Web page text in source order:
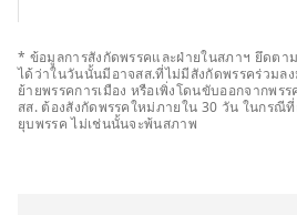
* ข้อมูลการสังกัดพรรคและฝ่ายในสภาฯ ยึดต
ได้ว่าในวันนั้นมีอาจสส.ที่ไม่มีสังกัดพรรคร่วมลง
ย้ายพรรคการเมือง หรือเพิ่งโดนขับออกจากพร
สส. ต้องสังกัดพรรคใหม่ภายใน 30 วัน ในกรณี
ยุบพรรค ไม่เช่นนั้นจะพ้นสภาพ